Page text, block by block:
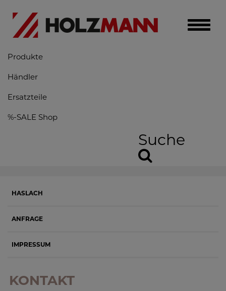
Toggle
Produkte
Händler
Ersatzteile
%-SALE Shop
Suche
KONTAKT
HASLACH
ANFRAGE
IMPRESSUM